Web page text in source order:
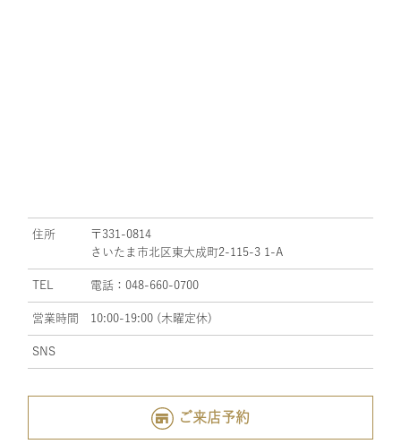
住所
〒331-0814
さいたま市北区東大成町2-115-3 1-A
TEL 電話：048-660-0700
営業時間 10:00-19:00 (木曜定休)
SNS
ご来店予約